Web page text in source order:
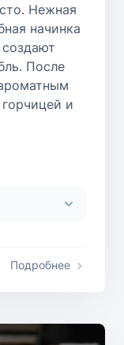
Нежная
начинка
После
и
Подробнее